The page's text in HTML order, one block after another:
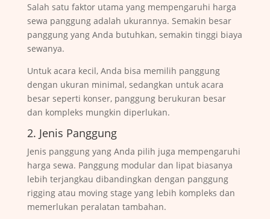
Salah satu faktor utama yang mempengaruhi harga
sewa panggung adalah ukurannya. Semakin besar
panggung yang Anda butuhkan, semakin tinggi biaya
sewanya.
Untuk acara kecil, Anda bisa memilih panggung
dengan ukuran minimal, sedangkan untuk acara
besar seperti konser, panggung berukuran besar
dan kompleks mungkin diperlukan.
2. Jenis Panggung
Jenis panggung yang Anda pilih juga mempengaruhi
harga sewa. Panggung modular dan lipat biasanya
lebih terjangkau dibandingkan dengan panggung
rigging atau moving stage yang lebih kompleks dan
memerlukan peralatan tambahan.